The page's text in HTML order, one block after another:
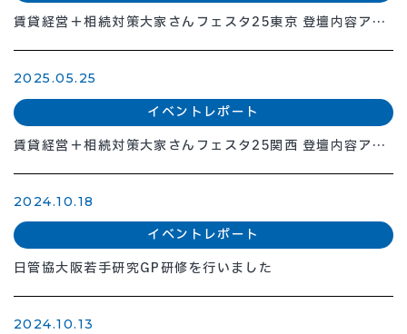
賃貸経営＋相続対策大家さんフェスタ25東京 登壇内容アッ
2025.05.25
イベントレポート
賃貸経営＋相続対策大家さんフェスタ25関西 登壇内容アッ
2024.10.18
イベントレポート
日管協大阪若手研究GP研修を行いました
2024.10.13